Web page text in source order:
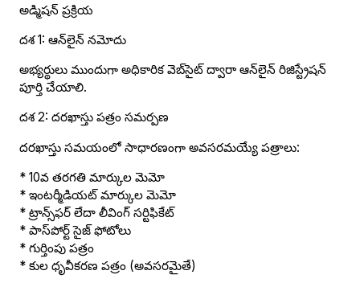
అడ్మిషన్ ప్రక్రియ
దశ 1: ఆన్‌లైన్ నమోదు
అభ్యర్థులు ముందుగా అధికారిక వెబ్‌సైట్ ద్వారా ఆన్‌లైన్ రిజిస్ట్రేషన్
పూర్తి చేయాలి.
దశ 2: దరఖాస్తు పత్రం సమర్పణ
దరఖాస్తు సమయంలో సాధారణంగా అవసరమయ్యే పత్రాలు:
* 10వ తరగతి మార్కుల మెమో
* ఇంటర్మీడియట్ మార్కుల మెమో
* ట్రాన్స్‌ఫర్ లేదా లీవింగ్ సర్టిఫికేట్
* పాస్‌పోర్ట్ సైజ్ ఫోటోలు
* గుర్తింపు పత్రం
* కుల ధృవీకరణ పత్రం (అవసరమైతే)